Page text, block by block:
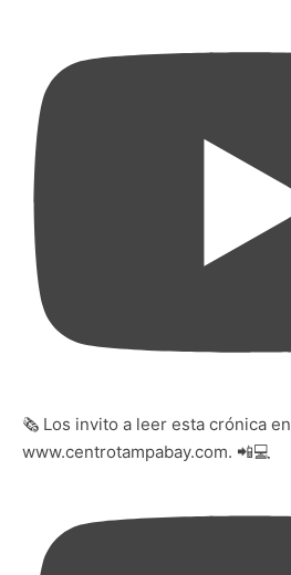
🗞️ Los invito a leer esta crónica en
www.centrotampabay.com. 📲💻